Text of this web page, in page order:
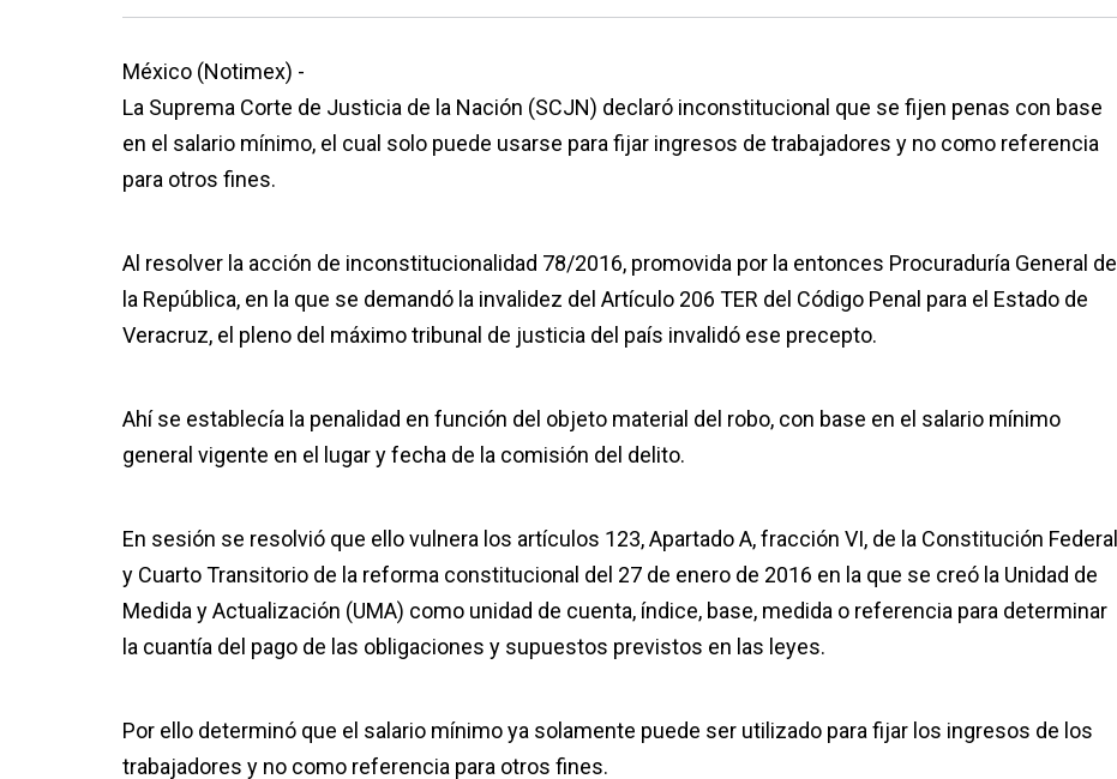
México (Notimex) -
La Suprema Corte de Justicia de la Nación (SCJN) declaró inconstitucional que se fijen penas con base
en el salario mínimo, el cual solo puede usarse para fijar ingresos de trabajadores y no como referencia
para otros fines.
Al resolver la acción de inconstitucionalidad 78/2016, promovida por la entonces Procuraduría General de
la República, en la que se demandó la invalidez del Artículo 206 TER del Código Penal para el Estado de
Veracruz, el pleno del máximo tribunal de justicia del país invalidó ese precepto.
Ahí se establecía la penalidad en función del objeto material del robo, con base en el salario mínimo
general vigente en el lugar y fecha de la comisión del delito.
En sesión se resolvió que ello vulnera los artículos 123, Apartado A, fracción VI, de la Constitución Federal
y Cuarto Transitorio de la reforma constitucional del 27 de enero de 2016 en la que se creó la Unidad de
Medida y Actualización (UMA) como unidad de cuenta, índice, base, medida o referencia para determinar
la cuantía del pago de las obligaciones y supuestos previstos en las leyes.
Por ello determinó que el salario mínimo ya solamente puede ser utilizado para fijar los ingresos de los
trabajadores y no como referencia para otros fines.